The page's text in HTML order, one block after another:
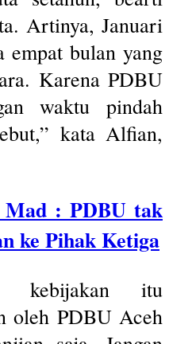
Artinya, Januari
bulan yang
Karena PDBU
waktu pindah
kata Alfian,
Mad : PDBU tak
ke Pihak Ketiga
kebijakan itu
oleh PDBU Aceh